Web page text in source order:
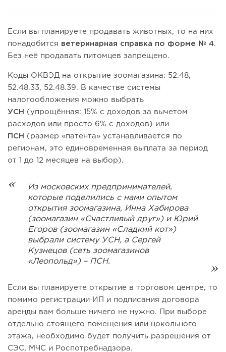
Если вы планируете продавать животных, то на них
понадобится ветеринарная справка по форме № 4.
Без неё продавать питомцев запрещено.
Коды ОКВЭД на открытие зоомагазина: 52.48,
52.48.33, 52.48.39. В качестве системы
налогообложения можно выбрать
УСН
(упрощённая: 15% с доходов за вычетом
расходов или просто 6% с доходов) или
ПСН
(размер «патента» устанавливается по
регионам, это единовременная выплата за период
от 1 до 12 месяцев на выбор).
Из московских предпринимателей,
которые поделились с нами опытом
открытия зоомагазина, Инна Хабирова
(зоомагазин «Счастливый друг») и Юрий
Егоров (зоомагазин «Сладкий кот»)
выбрали систему УСН, а Сергей
Кузнецов (сеть зоомагазинов
«Леопольд») – ПСН.
Если вы планируете открытие в торговом центре, то
помимо регистрации ИП и подписания договора
аренды вам больше ничего не нужно. При выборе
отдельно стоящего помещения или цокольного
этажа, необходимо будет получить разрешения от
СЭС, МЧС и Роспотребнадзора.